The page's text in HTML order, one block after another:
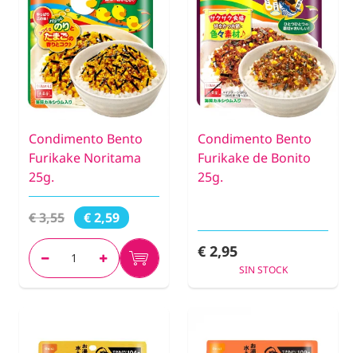
Condimento Bento
Furikake Noritama
25g.
€ 3,55 € 2,59
Condimento Bento
Furikake de Bonito
25g.
€ 2,95
SIN STOCK